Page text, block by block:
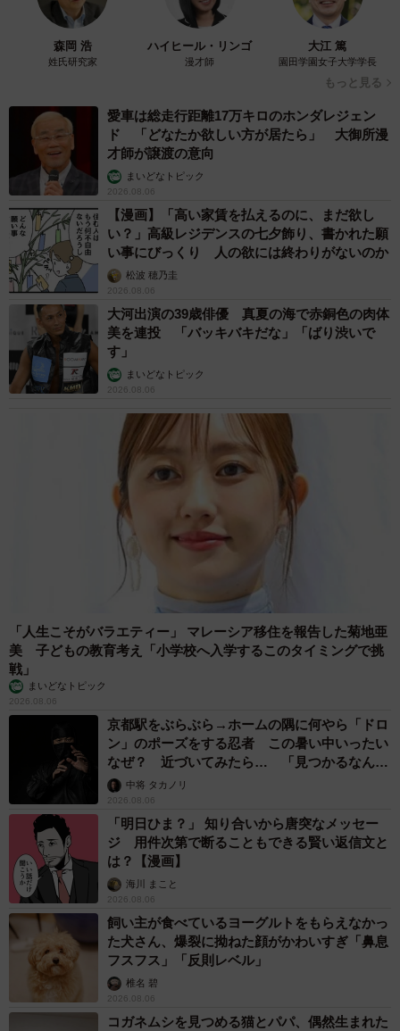
森岡 浩
姓氏研究家
ハイヒール・リンゴ
漫才師
大江 篤
園田学園女子大学学長
もっと見る
愛車は総走行距離17万キロのホンダレジェン
ド 「どなたか欲しい方が居たら」 大御所漫
才師が譲渡の意向
まいどなトピック
2026.08.06
【漫画】「高い家賃を払えるのに、まだ欲し
い？」高級レジデンスの七夕飾り、書かれた願
い事にびっくり 人の欲には終わりがないのか
松波 穂乃圭
2026.08.06
大河出演の39歳俳優 真夏の海で赤銅色の肉体
美を連投 「バッキバキだな」「ばり渋いで
す」
まいどなトピック
2026.08.06
「人生こそがバラエティー」 マレーシア移住を報告した菊地亜
美 子どもの教育考え「小学校へ入学するこのタイミングで挑
戦」
まいどなトピック
2026.08.06
京都駅をぶらぶら→ホームの隅に何やら「ドロ
ン」のポーズをする忍者 この暑い中いったい
なぜ？ 近づいてみたら… 「見つかるなんて
未熟」中将 タカノリ
2026.08.06
「明日ひま？」 知り合いから唐突なメッセー
ジ 用件次第で断ることもできる賢い返信文と
は？【漫画】
海川 まこと
2026.08.06
飼い主が食べているヨーグルトをもらえなかっ
た犬さん、爆裂に拗ねた顔がかわいすぎ「鼻息
フスフス」「反則レベル」
椎名 碧
2026.08.06
コガネムシを見つめる猫とパパ、偶然生まれた